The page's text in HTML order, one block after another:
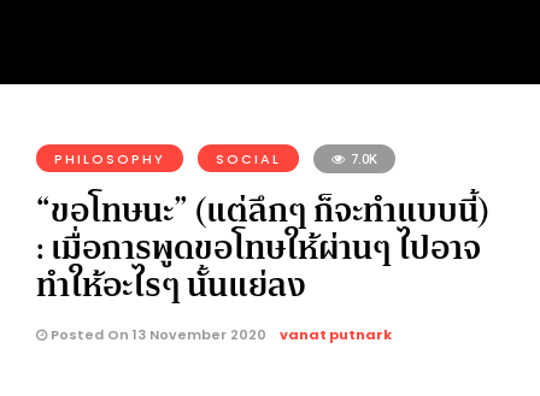
PHILOSOPHY SOCIAL 7.0K
“ขอโทษนะ” (แต่ลึกๆ ก็จะทำแบบนี้)
: เมื่อการพูดขอโทษให้ผ่านๆ ไปอาจ
ทำให้อะไรๆ นั้นแย่ลง
Posted On 13 November 2020 vanat putnark